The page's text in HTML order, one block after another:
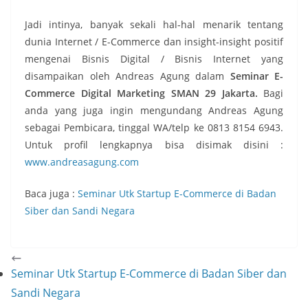
Jadi intinya, banyak sekali hal-hal menarik tentang
dunia Internet / E-Commerce dan insight-insight positif
mengenai Bisnis Digital / Bisnis Internet yang
disampaikan oleh Andreas Agung dalam Seminar E-
Commerce Digital Marketing SMAN 29 Jakarta. Bagi
anda yang juga ingin mengundang Andreas Agung
sebagai Pembicara, tinggal WA/telp ke 0813 8154 6943.
Untuk profil lengkapnya bisa disimak disini :
www.andreasagung.com
Baca juga : Seminar Utk Startup E-Commerce di Badan
Siber dan Sandi Negara
Seminar Utk Startup E-Commerce di Badan Siber dan
Sandi Negara